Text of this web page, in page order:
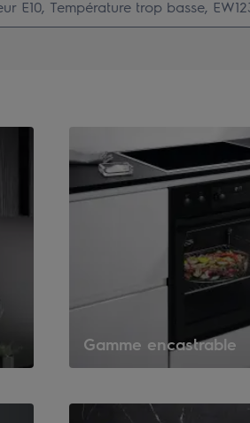
Gamme encastrable